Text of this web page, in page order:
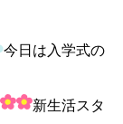
今日は入学式の
新生活スタ